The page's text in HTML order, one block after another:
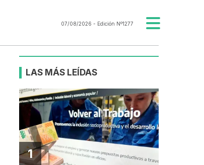
07/08/2026 - Edición Nº1277
LAS MÁS LEÍDAS
1